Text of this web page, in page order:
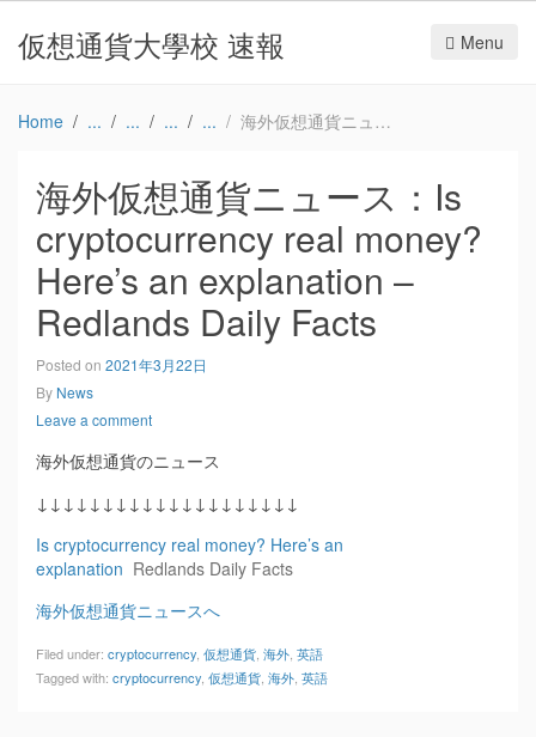
仮想通貨大學校 速報 Menu
Home 海外仮想通貨ニュース：Is cryptocurrency real money? Here’s an explanation – Redlands Daily Facts
海外仮想通貨ニュース：Is
cryptocurrency real money?
Here’s an explanation –
Redlands Daily Facts
Posted on 2021年3月22日
By News
Leave a comment
海外仮想通貨のニュース
↓↓↓↓↓↓↓↓↓↓↓↓↓↓↓↓↓↓↓↓
Is cryptocurrency real money? Here’s an
explanation Redlands Daily Facts
海外仮想通貨ニュースへ
Filed under: cryptocurrency 仮想通貨 海外 英語
Tagged with: cryptocurrency 仮想通貨 海外 英語